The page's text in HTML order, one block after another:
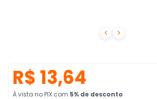
 
R$ 13,64
À vista no PIX com 5% de desconto